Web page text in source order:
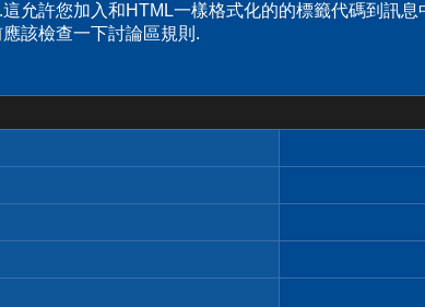
允許您加入和HTML一樣格式化的的標籤代碼到訊
該檢查一下討論區規則.